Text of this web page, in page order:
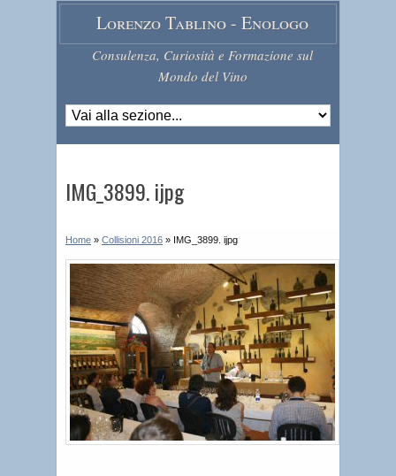
Lorenzo Tablino - Enologo
Consulenza, Curiosità e Formazione sul
Mondo del Vino
IMG_3899. ijpg
Home » Collisioni 2016 » IMG_3899. ijpg